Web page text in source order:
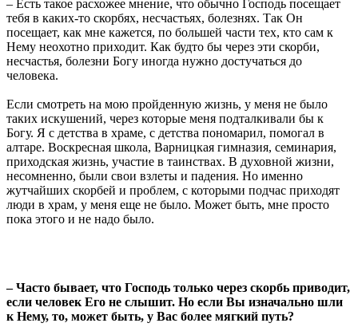
– Есть такое расхожее мнение, что обычно Господь посещает
тебя в каких-то скорбях, несчастьях, болезнях. Так Он
посещает, как мне кажется, по большей части тех, кто сам к
Нему неохотно приходит. Как будто бы через эти скорби,
несчастья, болезни Богу иногда нужно достучаться до
человека.
Если смотреть на мою пройденную жизнь, у меня не было
таких искушений, через которые меня подталкивали бы к
Богу. Я с детства в храме, с детства пономарил, помогал в
алтаре. Воскресная школа, Варницкая гимназия, семинария,
приходская жизнь, участие в таинствах. В духовной жизни,
несомненно, были свои взлеты и падения. Но именно
жутчайших скорбей и проблем, с которыми подчас приходят
люди в храм, у меня еще не было. Может быть, мне просто
пока этого и не надо было.
– Часто бывает, что Господь только через скорбь приводит,
если человек Его не слышит. Но если Вы изначально шли
к Нему, то, может быть, у Вас более мягкий путь?